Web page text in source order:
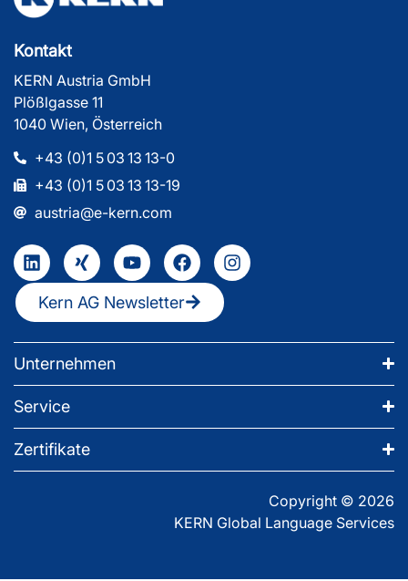
Kontakt
KERN Austria GmbH
Plößlgasse 11
1040 Wien, Österreich
+43 (0)1 5 03 13 13-0
+43 (0)1 5 03 13 13-19
austria@e-kern.com
Kern AG Newsletter
Unternehmen
Service
Zertifikate
Copyright © 2026
KERN Global Language Services